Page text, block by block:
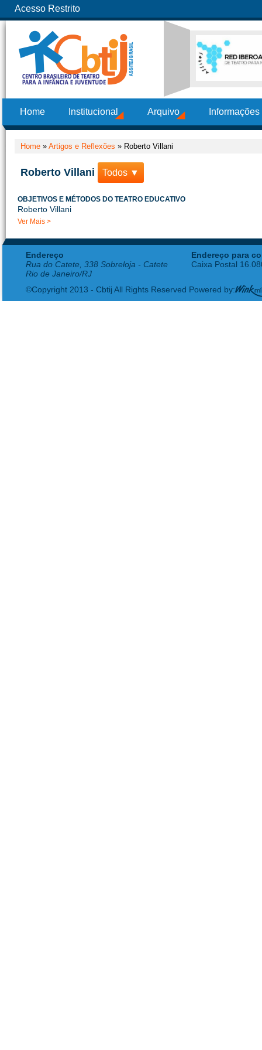
Acesso Restrito
Home Institucional Arquivo
Home » Artigos e Reflexões » Roberto Villani
Roberto Villani Todos ▼
OBJETIVOS E MÉTODOS DO TEATRO EDUCATIVO
Roberto Villani
Ver Mais >
Endereço
Rua do Catete, 338 Sobreloja - Catete
Rio de Janeiro/RJ
Endereço para
Caixa Postal
©Copyright 2013 - Cbtij All Rights Reserved Powered by: